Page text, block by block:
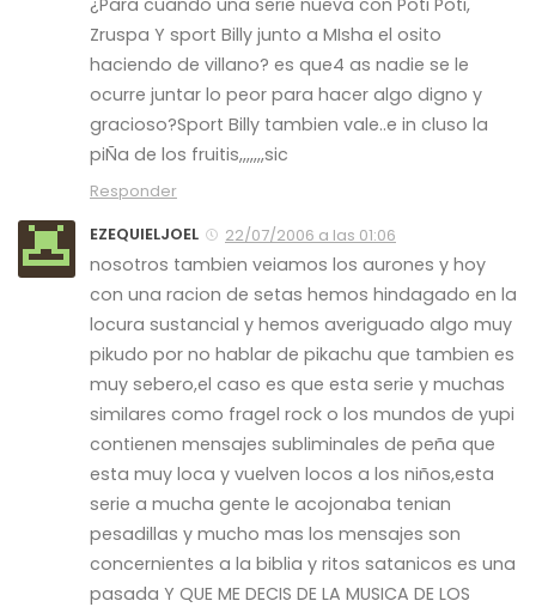
Zruspa Y sport Billy junto a MIsha el osito
haciendo de villano? es que4 as nadie se le
ocurre juntar lo peor para hacer algo digno y
gracioso?Sport Billy tambien vale..e in cluso la
piÑa de los fruitis,,,,,,,sic
Responder
EZEQUIELJOEL
22/07/2006 a las 01:06
nosotros tambien veiamos los aurones y hoy
con una racion de setas hemos hindagado en la
locura sustancial y hemos averiguado algo muy
pikudo por no hablar de pikachu que tambien es
muy sebero,el caso es que esta serie y muchas
similares como fragel rock o los mundos de yupi
contienen mensajes subliminales de peña que
esta muy loca y vuelven locos a los niños,esta
serie a mucha gente le acojonaba tenian
pesadillas y mucho mas los mensajes son
concernientes a la biblia y ritos satanicos es una
pasada Y QUE ME DECIS DE LA MUSICA DE LOS